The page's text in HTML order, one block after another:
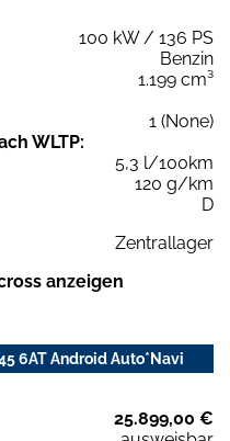
100 kW / 136 PS
Benzin
1.199 cm³
1 (None)
WLTP:
5,3 l/100km
120 g/km
D
Zentrallager
anzeigen
6AT Android Auto*Navi
25.899,00 €